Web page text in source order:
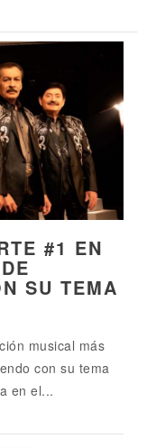
#1 EN
SU TEMA
musical más
con su tema
en el...